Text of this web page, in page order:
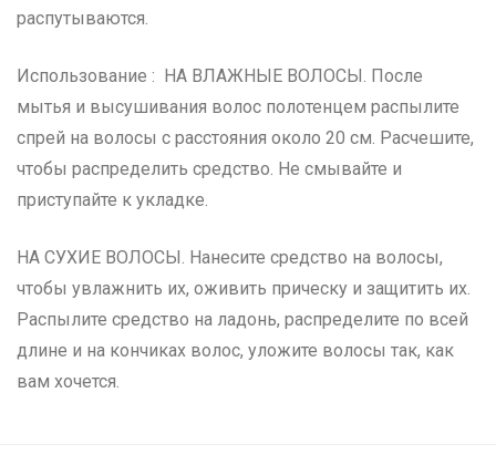
распутываются.
Использование : НА ВЛАЖНЫЕ ВОЛОСЫ. После
мытья и высушивания волос полотенцем распылите
спрей на волосы с расстояния около 20 см. Расчешите,
чтобы распределить средство. Не смывайте и
приступайте к укладке.
НА СУХИЕ ВОЛОСЫ. Нанесите средство на волосы,
чтобы увлажнить их, оживить прическу и защитить их.
Распылите средство на ладонь, распределите по всей
длине и на кончиках волос, уложите волосы так, как
вам хочется.